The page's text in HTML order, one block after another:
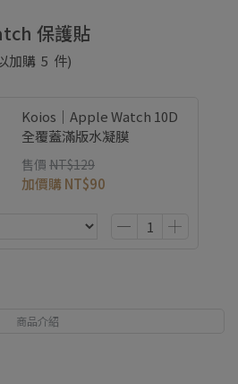
保護貼
加購 5 件)
Koios｜Apple Watch 10D
全覆蓋滿版水凝膜
售價 NT$129
加價購 NT$90
商品介紹